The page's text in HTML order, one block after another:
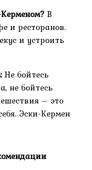
В
и ресторанов.
и устроить
Не бойтесь
не бойтесь
– это
Эски-Кермен